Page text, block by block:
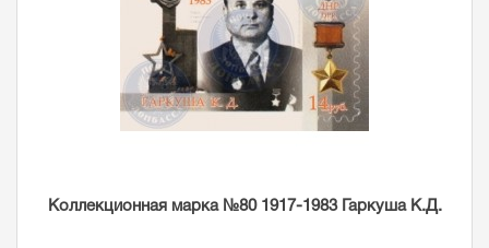
Коллекционная марка №80 1917-1983 Гаркуша К.Д.